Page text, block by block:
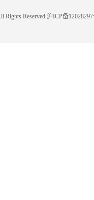
Rights Reserved 沪ICP备